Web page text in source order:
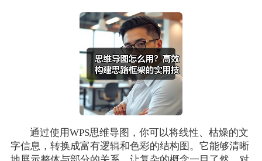
通过使用WPS思维导图，你可以将线性、枯燥的文
字信息，转换成富有逻辑和色彩的结构图。它能够清晰